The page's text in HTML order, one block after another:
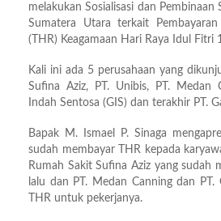
melakukan Sosialisasi dan
Sumatera Utara terkait
(THR) Keagamaan Hari Raya Idul Fitri
Kali ini ada 5 perusahaan yang
Sufina Aziz, PT. Unibis, PT. Medan
Indah Sentosa (GIS) dan terakhir PT.
Bapak M. Ismael P. Sinaga
sudah membayar THR kepada
Rumah Sakit Sufina Aziz yang sudah
lalu dan PT. Medan Canning dan
THR untuk pekerjanya.